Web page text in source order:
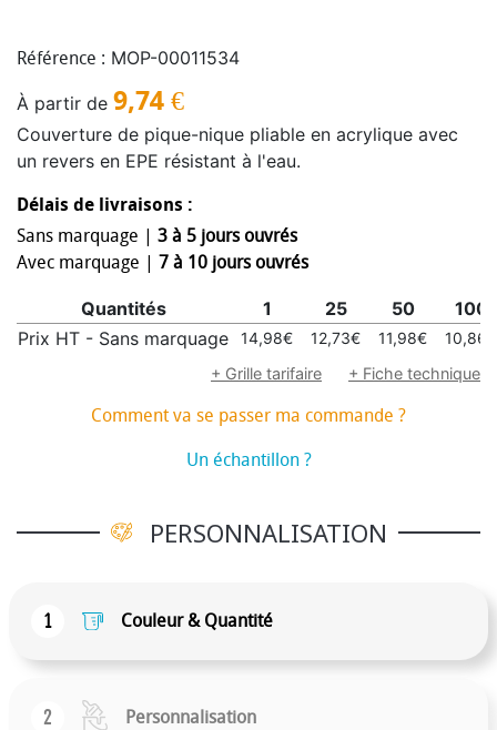
Référence : MOP-00011534
À partir de 9,74 €
Couverture de pique-nique pliable en acrylique avec
un revers en EPE résistant à l'eau.
Délais de livraisons :
Sans marquage | 3 à 5 jours ouvrés
Avec marquage | 7 à 10 jours ouvrés
Quantités 1 25 50
100
Prix HT - Sans marquage
14,98€ 12,73€ 11,98€
10,86€
+ Grille tarifaire
+ Fiche technique
Comment va se passer ma commande ?
Un échantillon ?
PERSONNALISATION
1 Couleur & Quantité
2 Personnalisation